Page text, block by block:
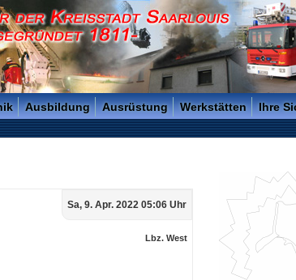
1811 -
Ausbildung Ausrüstung Werkstätten Ihre
Sa, 9. Apr. 2022 05:06 Uhr
Lbz. West